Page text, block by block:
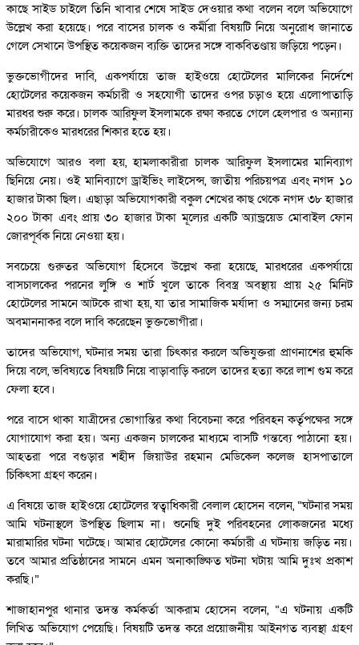
কাছে সাইড চাইলে তিনি খাবার শেষে সাইড দেওয়ার কথা বলেন বলে অভিযোগে
উল্লেখ করা হয়েছে। পরে বাসের চালক ও কর্মীরা বিষয়টি নিয়ে অনুরোধ জানাতে
গেলে সেখানে উপস্থিত কয়েকজন ব্যক্তি তাদের সঙ্গে বাকবিতণ্ডায় জড়িয়ে পড়েন।
ভুক্তভোগীদের দাবি, একপর্যায়ে তাজ হাইওয়ে হোটেলের মালিকের নির্দেশে
হোটেলের কয়েকজন কর্মচারী ও সহযোগী তাদের ওপর চড়াও হয়ে এলোপাতাড়ি
মারধর শুরু করে। চালক আরিফুল ইসলামকে রক্ষা করতে গেলে হেলপার ও অন্যান্য
কর্মচারীকেও মারধরের শিকার হতে হয়।
অভিযোগে আরও বলা হয়, হামলাকারীরা চালক আরিফুল ইসলামের মানিব্যাগ
ছিনিয়ে নেয়। ওই মানিব্যাগে ড্রাইভিং লাইসেন্স, জাতীয় পরিচয়পত্র এবং নগদ ১০
হাজার টাকা ছিল। এছাড়া অভিযোগকারী বকুল শেখের কাছ থেকে নগদ ৩৮ হাজার
২০০ টাকা এবং প্রায় ৩০ হাজার টাকা মূল্যের একটি অ্যান্ড্রয়েড মোবাইল ফোন
জোরপূর্বক নিয়ে নেওয়া হয়।
সবচেয়ে গুরুতর অভিযোগ হিসেবে উল্লেখ করা হয়েছে, মারধরের একপর্যায়ে
বাসচালকের পরনের লুঙ্গি ও শার্ট খুলে তাকে বিবস্ত্র অবস্থায় প্রায় ২৫ মিনিট
হোটেলের সামনে আটকে রাখা হয়, যা তার সামাজিক মর্যাদা ও সম্মানের জন্য চরম
অবমাননাকর বলে দাবি করেছেন ভুক্তভোগীরা।
তাদের অভিযোগ, ঘটনার সময় তারা চিৎকার করলে অভিযুক্তরা প্রাণনাশের হুমকি
দিয়ে বলে, ভবিষ্যতে বিষয়টি নিয়ে বাড়াবাড়ি করলে তাদের হত্যা করে লাশ গুম করে
ফেলা হবে।
পরে বাসে থাকা যাত্রীদের ভোগান্তির কথা বিবেচনা করে পরিবহন কর্তৃপক্ষের সঙ্গে
যোগাযোগ করা হয়। অন্য একজন চালকের মাধ্যমে বাসটি গন্তব্যে পাঠানো হয়।
আহতরা পরে বগুড়ার শহীদ জিয়াউর রহমান মেডিকেল কলেজ হাসপাতালে
চিকিৎসা গ্রহণ করেন।
এ বিষয়ে তাজ হাইওয়ে হোটেলের স্বত্বাধিকারী বেলাল হোসেন বলেন, “ঘটনার সময়
আমি ঘটনাস্থলে উপস্থিত ছিলাম না। শুনেছি দুই পরিবহনের লোকজনের মধ্যে
মারামারির ঘটনা ঘটেছে। আমার হোটেলের কোনো কর্মচারী এ ঘটনায় জড়িত নয়।
তবে আমার প্রতিষ্ঠানের সামনে এমন অনাকাঙ্ক্ষিত ঘটনা ঘটায় আমি দুঃখ প্রকাশ
করছি।”
শাজাহানপুর থানার তদন্ত কর্মকর্তা আকরাম হোসেন বলেন, “এ ঘটনায় একটি
লিখিত অভিযোগ পেয়েছি। বিষয়টি তদন্ত করে প্রয়োজনীয় আইনগত ব্যবস্থা গ্রহণ